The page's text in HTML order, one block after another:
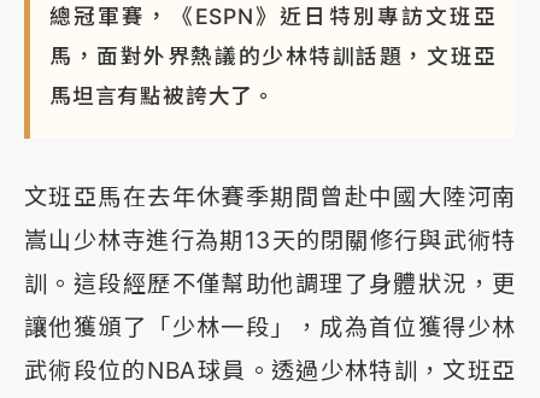
總冠軍賽，《ESPN》近日特別專訪文班亞
馬，面對外界熱議的少林特訓話題，文班亞
馬坦言有點被誇大了。
文班亞馬在去年休賽季期間曾赴中國大陸河南
嵩山少林寺進行為期13天的閉關修行與武術特
訓。這段經歷不僅幫助他調理了身體狀況，更
讓他獲頒了「少林一段」，成為首位獲得少林
武術段位的NBA球員。透過少林特訓，文班亞